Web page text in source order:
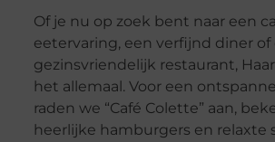
Of je nu op zoek bent naar een
eetervaring, een verfijnd diner of
gezinsvriendelijk restaurant,
het allemaal. Voor een
raden we “Café Colette” aan,
heerlijke hamburgers en relaxte